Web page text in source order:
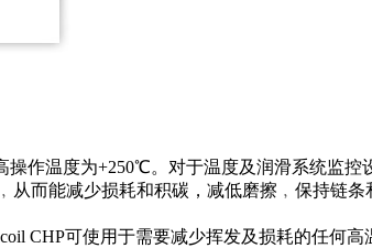
作温度为+250℃。对于温度及润滑系统监
从而能减少损耗和积碳，减低磨擦﹐保持链
CHP可使用于需要减少挥发及损耗的任何